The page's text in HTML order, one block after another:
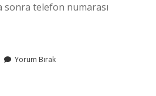
sonra telefon numarası
Yorum Bırak